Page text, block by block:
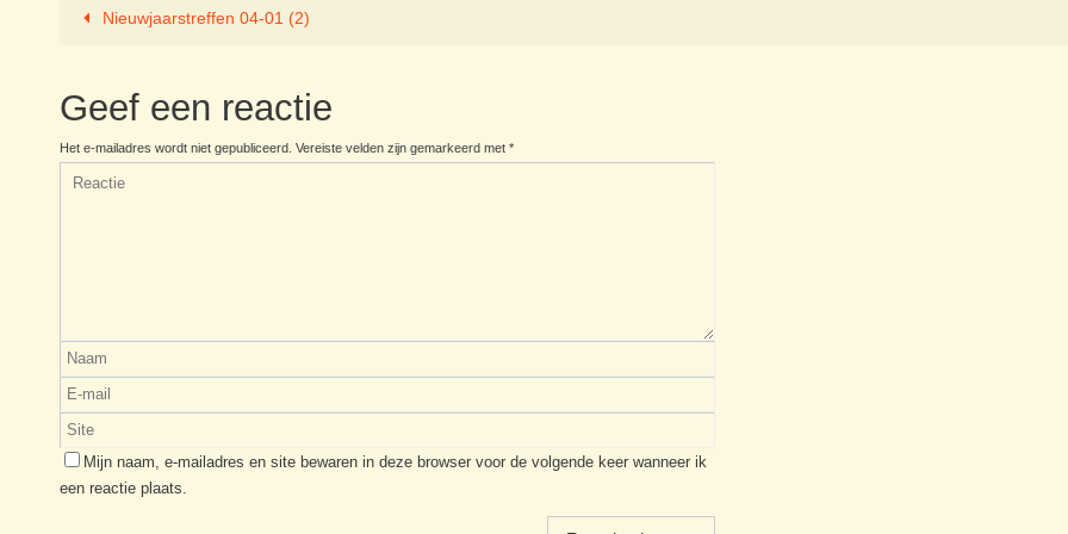
Nieuwjaarstreffen 04-01 (2)
Geef een reactie
Het e-mailadres wordt niet gepubliceerd. Vereiste velden zijn gemarkeerd met *
Mijn naam, e-mailadres en site bewaren in deze browser voor de volgende keer wanneer ik
een reactie plaats.